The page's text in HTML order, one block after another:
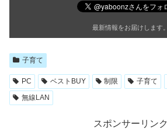
最新情報をお届けします。
子育て
PC ベストBUY 制限 子育て
無線LAN
スポンサーリンク